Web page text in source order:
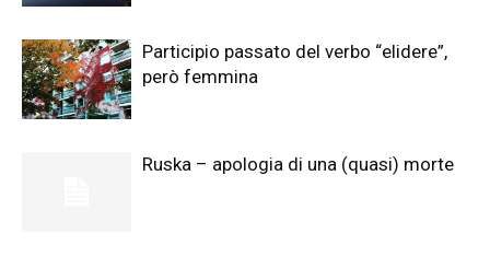
Participio passato del verbo “elidere”,
però femmina
Ruska – apologia di una (quasi) morte